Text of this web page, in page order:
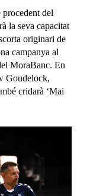
del
la seva capacitat
originari de
campanya al
MoraBanc. En
Goudelock,
cridarà ‘Mai